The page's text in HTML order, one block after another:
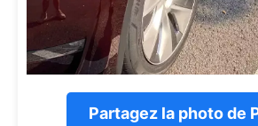
Partagez la photo de